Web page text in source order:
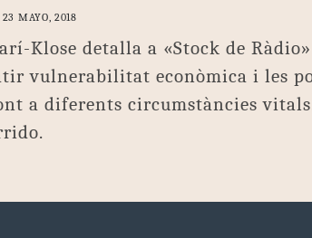
23 MAYO, 2018
Klose detalla a «Stock de
vulnerabilitat econòmica i les
a diferents circumstàncies vitals.